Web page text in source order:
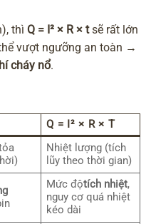
thì Q = I² × R × tsẽ rất lớn
vượt ngưỡng an toàn →
cháy nổ.
Q = I² × R × T
Nhiệt lượng (tích
lũy theo thời gian)
Mức độtích nhiệt,
nguy cơ quá nhiệt
kéo dài